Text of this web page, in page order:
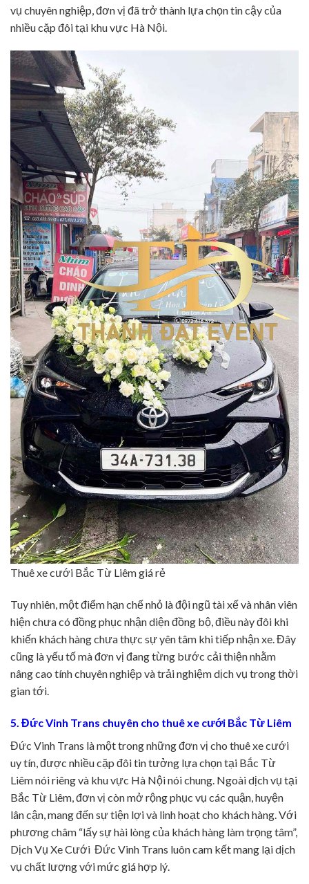
vụ chuyên nghiệp, đơn vị đã trở thành lựa chọn tin cậy của
nhiều cặp đôi tại khu vực Hà Nội.
Thuê xe cưới Bắc Từ Liêm giá rẻ
Tuy nhiên, một điểm hạn chế nhỏ là đội ngũ tài xế và nhân viên
hiện chưa có đồng phục nhận diện đồng bộ, điều này đôi khi
khiến khách hàng chưa thực sự yên tâm khi tiếp nhận xe. Đây
cũng là yếu tố mà đơn vị đang từng bước cải thiện nhằm
nâng cao tính chuyên nghiệp và trải nghiệm dịch vụ trong thời
gian tới.
5. Đức Vinh Trans chuyên cho thuê xe cưới Bắc Từ Liêm
Đức Vinh Trans là một trong những đơn vị cho thuê xe cưới
uy tín, được nhiều cặp đôi tin tưởng lựa chọn tại Bắc Từ
Liêm nói riêng và khu vực Hà Nội nói chung. Ngoài dịch vụ tại
Bắc Từ Liêm, đơn vị còn mở rộng phục vụ các quận, huyện
lân cận, mang đến sự tiện lợi và linh hoạt cho khách hàng. Với
phương châm “lấy sự hài lòng của khách hàng làm trọng tâm”,
Dịch Vụ Xe Cưới Đức Vinh Trans luôn cam kết mang lại dịch
vụ chất lượng với mức giá hợp lý.